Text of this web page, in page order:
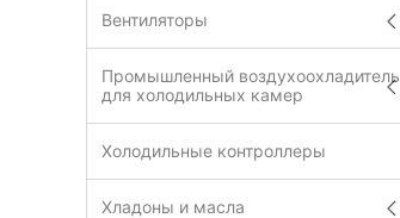
Вентиляторы
Промышленный воздухоохладитель
для холодильных камер
Холодильные контроллеры
Хладоны и масла